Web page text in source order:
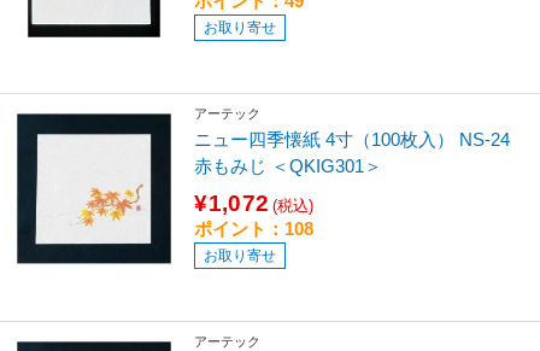
お取り寄せ
アーテック
ニュー四季懐紙 4寸（100枚入） NS-24
赤もみじ ＜QKIG301＞
¥1,072 (税込)
ポイント：108
お取り寄せ
アーテック